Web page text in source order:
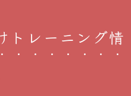
トレーニング情